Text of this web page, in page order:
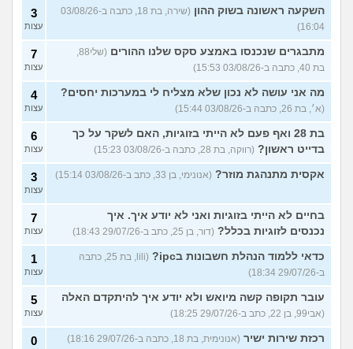
השקעה ראשונה בשוק ההון
(שירה, בת 18, כתבה ב-03/08/26
16:04)
3
עצות
מתבגרים שנכנסו באמצע סקס שלנו ההורים
בת 40, כתבה ב-03/08/26 15:53)
7
עצות
מה אני עושה לא נכון שלא מצליח לי במערכות יחסים?
(א׳, בת 26, כתבה ב-03/08/26 15:44)
4
עצות
בת 28 ואף פעם לא הייתי בזוגיות, האם לשקר על כך
בדייט ראשון? (רווקה, בת 28, כתבה ב-03/08/26 15:23)
6
עצות
אקסית מתנהגת מוזר? (אנונימי, בן 33, כתב ב-03/08/26 15:14) 3
עצות
בחיים לא הייתי בזוגיות ואני לא יודע איך. איך
נכנסים לזוגיות בכלל? (דור, בן 25, כתב ב-29/07/26 18:43)
7
עצות
כדאי ללמוד הנהלת חשבונות בipc?
(lili, בת 25, כתבה
ב-29/07/26 18:34)
1
עצות
עובר תקופה קשה מיואש ולא יודע איך להיתקדם האלה
(אבי99, בן 22, כתב ב-29/07/26 18:25)
5
עצות
רכזת שירות ישיר (אנונימית, בת 18, כתבה ב-29/07/26 18:16) 0